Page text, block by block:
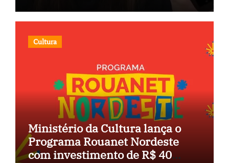
Cultura
Ministério da Cultura lança o
Programa Rouanet Nordeste
com investimento de R$ 40